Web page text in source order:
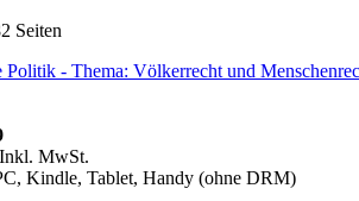
Seiten
- Thema: Völkerrecht und
MwSt.
Kindle, Tablet, Handy (ohne DRM)